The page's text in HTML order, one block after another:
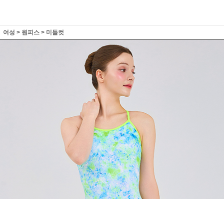
여성 > 원피스 > 미들컷